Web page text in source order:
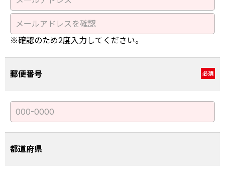
※確認のため2度入力してください。
郵便番号 必須
都道府県